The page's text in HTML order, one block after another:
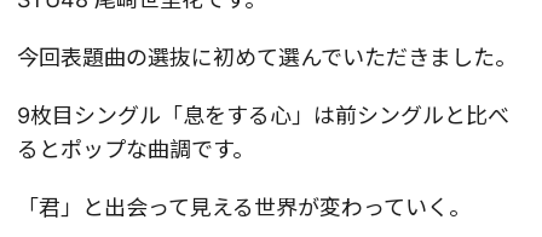
今回表題曲の選抜に初めて選んでいただきました。
9枚目シングル「息をする心」は前シングルと比べ
るとポップな曲調です。
「君」と出会って見える世界が変わっていく。